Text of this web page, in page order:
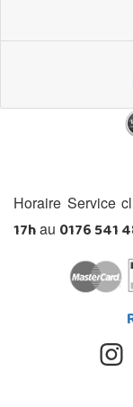
Horaire Service
17hau 0176 541